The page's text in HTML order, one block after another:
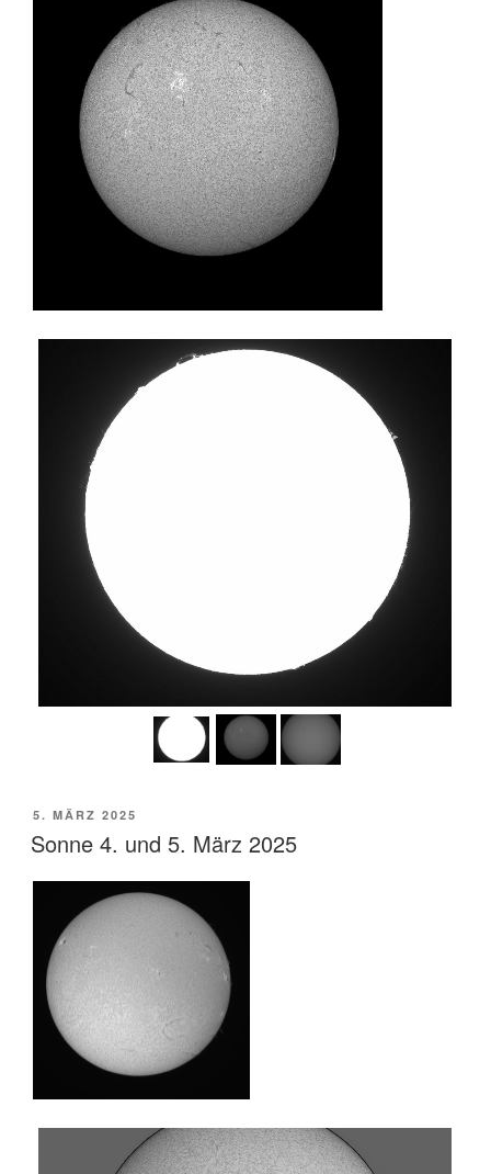
VERÖFFENTLICHT
AM
5. MÄRZ 2025
Sonne 4. und 5. März 2025